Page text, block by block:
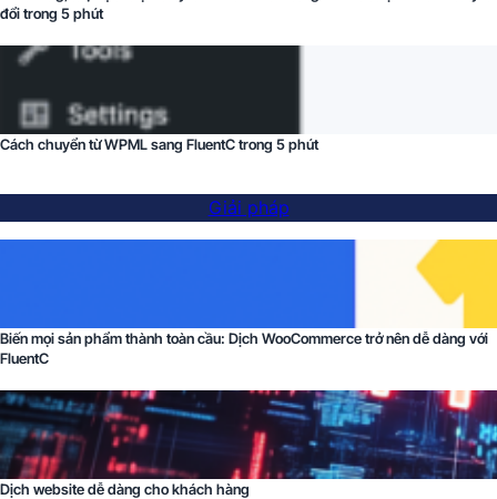
đổi trong 5 phút
Cách chuyển từ WPML sang FluentC trong 5 phút
Giải pháp
Biến mọi sản phẩm thành toàn cầu: Dịch WooCommerce trở nên dễ dàng với
FluentC
Dịch website dễ dàng cho khách hàng